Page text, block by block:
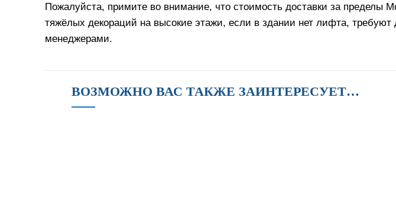
Пожалуйста, примите во внимание, что стоимость доставки за пределы
тяжёлых декораций на высокие этажи, если в здании нет лифта,
менеджерами.
ВОЗМОЖНО ВАС ТАКЖЕ ЗАИНТЕРЕСУЕТ…